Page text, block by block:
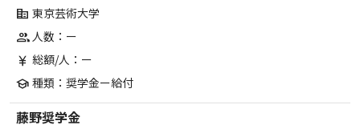
corporate_fare 東京芸術大学
group人数：ー
currency_yen 総額/人：ー
school 種類：奨学金ー給付
藤野奨学金